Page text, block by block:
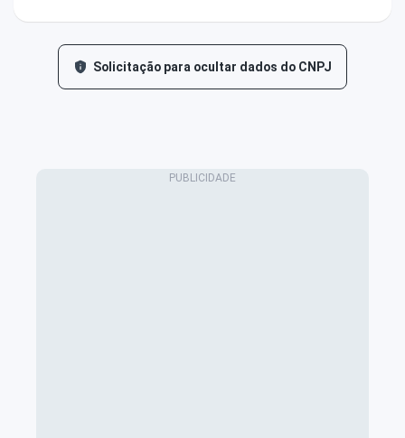
Solicitação para ocultar dados do CNPJ